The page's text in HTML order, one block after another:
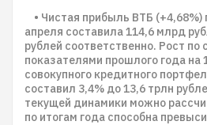
• Чистая прибыль ВТБ (+4,68%)
апреля составила 114,6 млрд
рублей соответственно. Рост по
показателями прошлого года на
совокупного кредитного
составил 3,4% до 13,6 трлн
текущей динамики можно
по итогам года способна